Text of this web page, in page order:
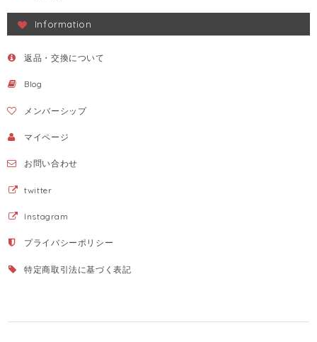
Information
返品・交換について
Blog
メンバーシップ
マイページ
お問い合わせ
twitter
Instagram
プライバシーポリシー
特定商取引法に基づく表記